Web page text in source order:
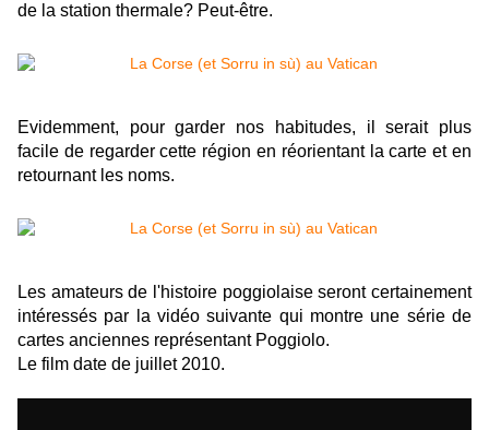
de la station thermale? Peut-être.
Evidemment, pour garder nos habitudes, il serait plus
facile de regarder cette région en réorientant la carte et en
retournant les noms.
Les amateurs de l'histoire poggiolaise seront certainement
intéressés par
la vidéo suivante qui montre une série de
cartes anciennes représentant Poggiolo.
Le film date de juillet 2010.